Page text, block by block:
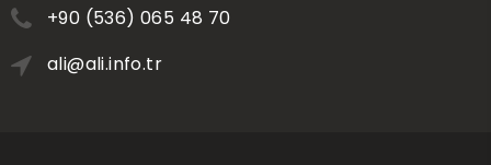
+90 (536) 065 48 70
ali@ali.info.tr